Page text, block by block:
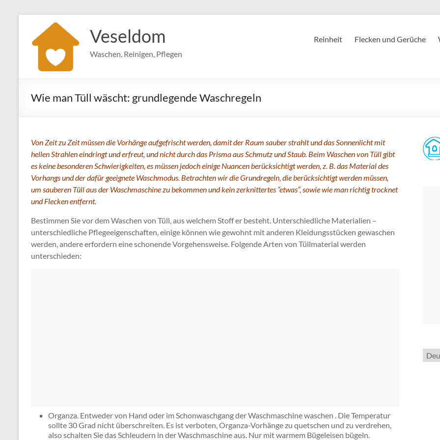
springen
Veseldom
Waschen, Reinigen, Pflegen
Reinheit Flecken und Gerüche
Wie man Tüll wäscht: grundlegende Waschregeln
Von Zeit zu Zeit müssen die Vorhänge aufgefrischt werden, damit der Raum sauber strahlt und das Sonnenlicht mit
hellen Strahlen eindringt und erfreut, und nicht durch das Prisma aus Schmutz und Staub. Beim Waschen von Tüll gibt
es keine besonderen Schwierigkeiten, es müssen jedoch einige Nuancen berücksichtigt werden, z. B. das Material des
Vorhangs und der dafür geeignete Waschmodus. Betrachten wir die Grundregeln, die berücksichtigt werden müssen,
um sauberen Tüll aus der Waschmaschine zu bekommen und kein zerknittertes “etwas”, sowie wie man richtig trocknet
und Flecken entfernt.
Bestimmen Sie vor dem Waschen von Tüll, aus welchem ​​Stoff er besteht. Unterschiedliche Materialien –
unterschiedliche Pflegeeigenschaften, einige können wie gewohnt mit anderen Kleidungsstücken gewaschen
werden, andere erfordern eine schonende Vorgehensweise. Folgende Arten von Tüllmaterial werden
unterschieden:
Organza. Entweder von Hand oder im Schonwaschgang der Waschmaschine waschen . Die Temperatur
sollte 30 Grad nicht überschreiten. Es ist verboten, Organza-Vorhänge zu quetschen und zu verdrehen,
also schalten Sie das Schleudern in der Waschmaschine aus. Nur mit warmem Bügeleisen bügeln.